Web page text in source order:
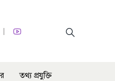
তথ্য প্রযুক্তি